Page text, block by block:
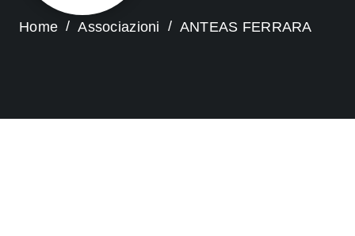
Home Associazioni ANTEAS FERRARA